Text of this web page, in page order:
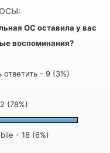
ОС оставила у вас
воспоминания?
ответить - 9 (3%)
(78%)
- 18 (6%)